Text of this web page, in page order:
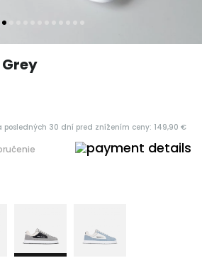
30 dní pred znížením ceny: 149,90 €